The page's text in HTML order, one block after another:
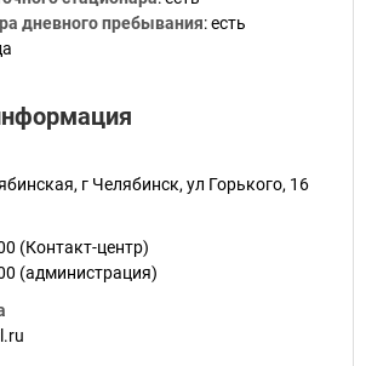
дневного пребывания: есть
, г Челябинск, ул Горького, 16
(Контакт-центр)
(администрация)